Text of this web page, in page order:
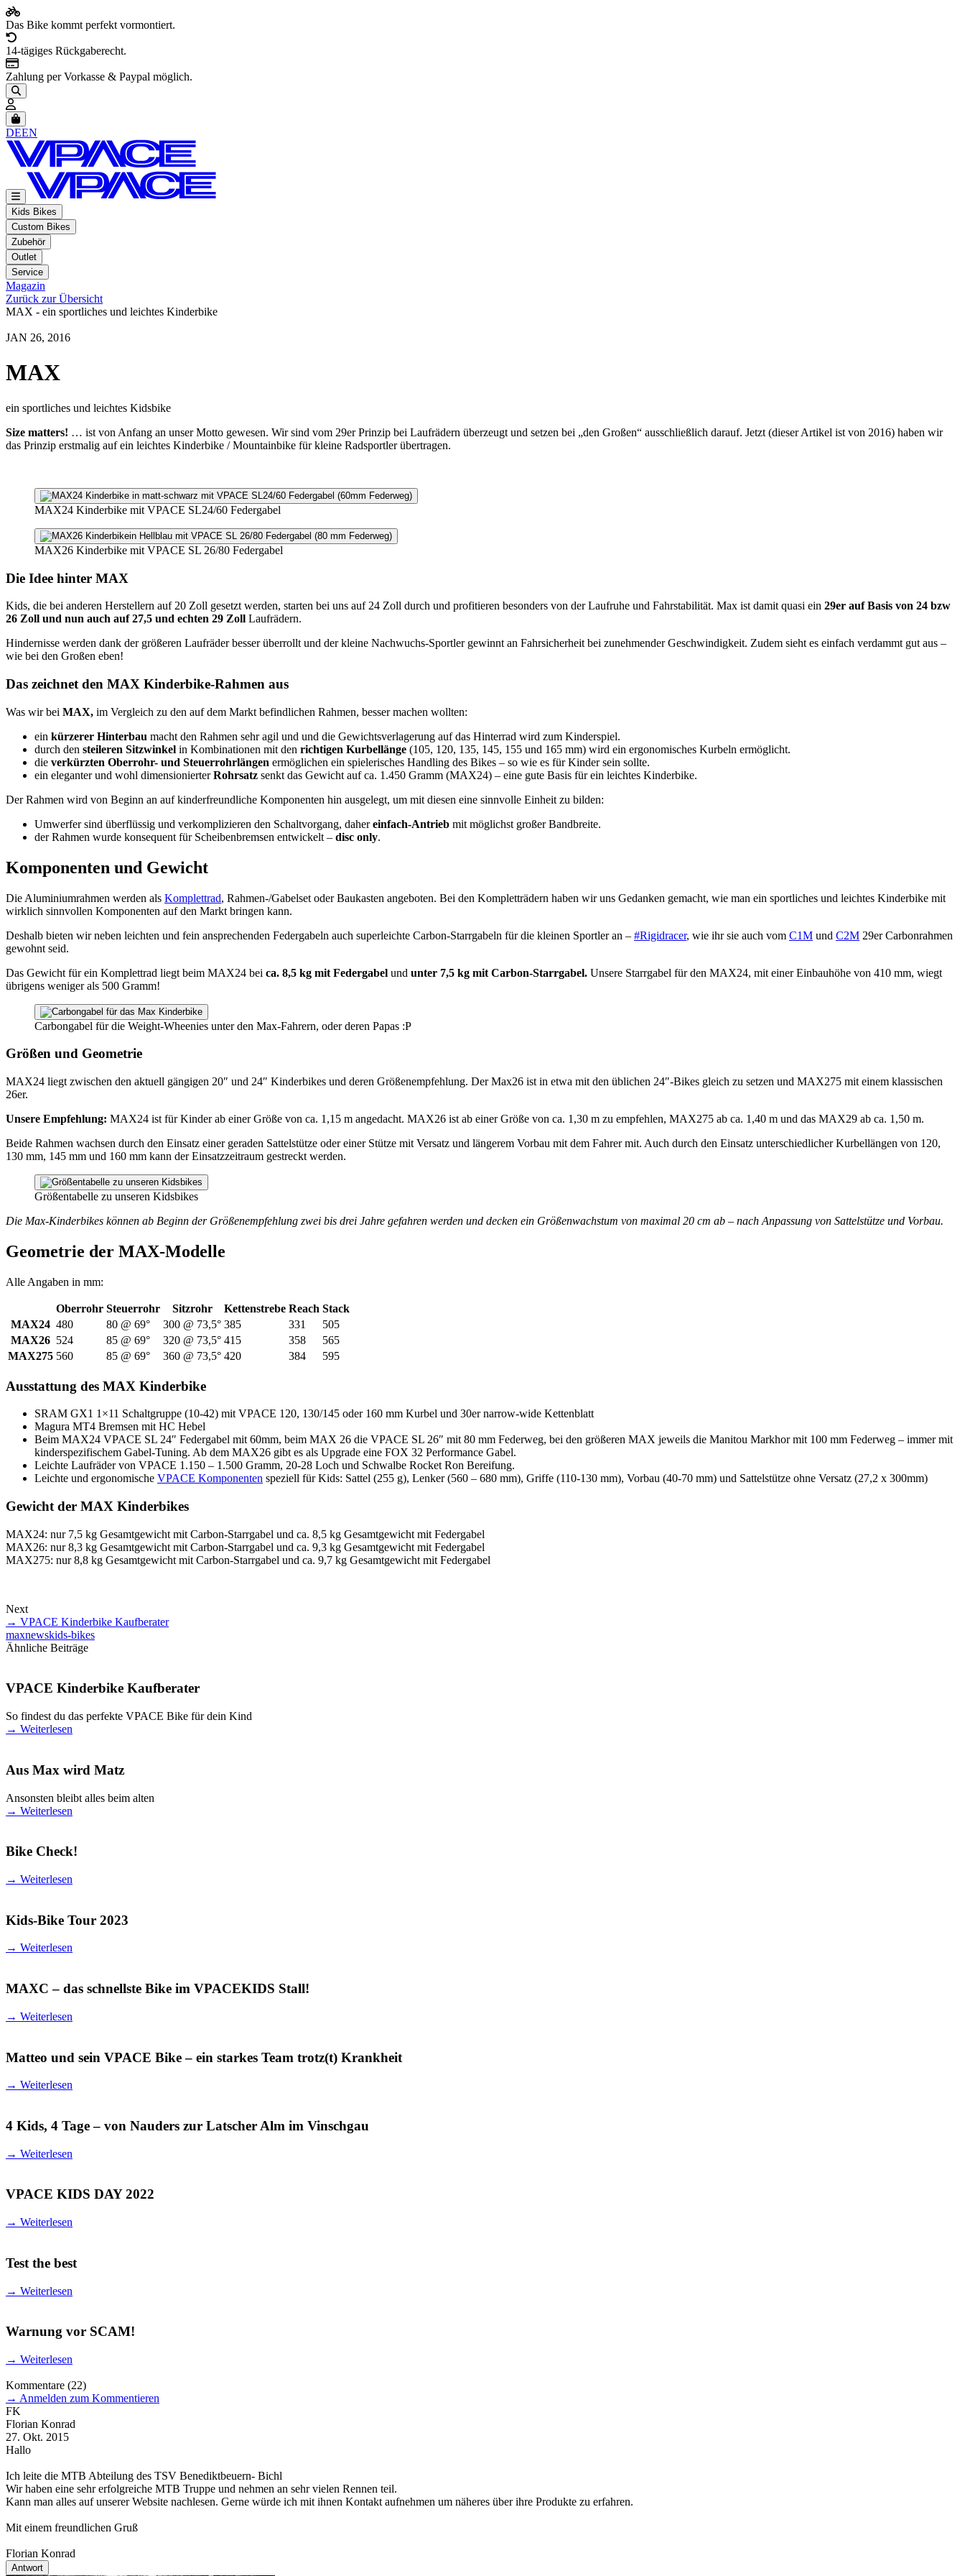
Das Bike kommt perfekt vormontiert.
14-tägiges Rückgaberecht.
Zahlung per Vorkasse & Paypal möglich.
Artikel im Warenkorb, Warenkorb anzeigen
DEEN
Kids Bikes
Custom Bikes
Zubehör
Outlet
Service
Magazin
Zurück zur Übersicht
MAX - ein sportliches und leichtes Kinderbike
JAN 26, 2016
MAX
ein sportliches und leichtes Kidsbike
Size matters! … ist von Anfang an unser Motto gewesen. Wir sind vom 29er Prinzip bei Laufrädern überzeugt und setzen bei „den Großen“ ausschließlich darauf. Jetzt (dieser Artikel ist von 2016) haben wir
das Prinzip erstmalig auf ein leichtes Kinderbike / Mountainbike für kleine Radsportler übertragen.
MAX24 Kinderbike mit VPACE SL24/60 Federgabel
MAX26 Kinderbike mit VPACE SL 26/80 Federgabel
Die Idee hinter MAX
Kids, die bei anderen Herstellern auf 20 Zoll gesetzt werden, starten bei uns auf 24 Zoll durch und profitieren besonders von der Laufruhe und Fahrstabilität. Max ist damit quasi ein 29er auf Basis von 24 bzw
26 Zoll und nun auch auf 27,5 und echten 29 Zoll Laufrädern.
Hindernisse werden dank der größeren Laufräder besser überrollt und der kleine Nachwuchs-Sportler gewinnt an Fahrsicherheit bei zunehmender Geschwindigkeit. Zudem sieht es einfach verdammt gut aus –
wie bei den Großen eben!
Das zeichnet den MAX Kinderbike-Rahmen aus
Was wir bei MAX, im Vergleich zu den auf dem Markt befindlichen Rahmen, besser machen wollten:
ein kürzerer Hinterbau macht den Rahmen sehr agil und und die Gewichtsverlagerung auf das Hinterrad wird zum Kinderspiel.
durch den steileren Sitzwinkel in Kombinationen mit den richtigen Kurbellänge (105, 120, 135, 145, 155 und 165 mm) wird ein ergonomisches Kurbeln ermöglicht.
die verkürzten Oberrohr- und Steuerrohrlängen ermöglichen ein spielerisches Handling des Bikes – so wie es für Kinder sein sollte.
ein eleganter und wohl dimensionierterRohrsatz senkt das Gewicht auf ca. 1.450 Gramm (MAX24) – eine gute Basis für ein leichtes Kinderbike.
Der Rahmen wird von Beginn an auf kinderfreundliche Komponenten hin ausgelegt, um mit diesen eine sinnvolle Einheit zu bilden:
Umwerfer sind überflüssig und verkomplizieren den Schaltvorgang, dahereinfach-Antrieb mit möglichst großer Bandbreite.
der Rahmen wurde konsequent für Scheibenbremsen entwickelt – disc only.
Komponenten und Gewicht
Die Aluminiumrahmen werden als Komplettrad, Rahmen-/Gabelset oder Baukasten angeboten. Bei den Kompletträdern haben wir uns Gedanken gemacht, wie man ein sportliches und leichtes Kinderbike mit
wirklich sinnvollen Komponenten auf den Markt bringen kann.
Deshalb bieten wir neben leichten und fein ansprechenden Federgabeln auch superleichte Carbon-Starrgabeln für die kleinen Sportler an – #Rigidracer, wie ihr sie auch vom C1M und C2M 29er Carbonrahmen
gewohnt seid.
Das Gewicht für ein Komplettrad liegt beim MAX24 bei ca. 8,5 kg mit Federgabel und unter 7,5 kg mit Carbon-Starrgabel. Unsere Starrgabel für den MAX24, mit einer Einbauhöhe von 410 mm, wiegt
übrigens weniger als 500 Gramm!
Carbongabel für die Weight-Wheenies unter den Max-Fahrern, oder deren Papas :P
Größen und Geometrie
MAX24 liegt zwischen den aktuell gängigen 20″ und 24″ Kinderbikes und deren Größenempfehlung. Der Max26 ist in etwa mit den üblichen 24″-Bikes gleich zu setzen und MAX275 mit einem klassischen
26er.
Unsere Empfehlung: MAX24 ist für Kinder ab einer Größe von ca. 1,15 m angedacht. MAX26 ist ab einer Größe von ca. 1,30 m zu empfehlen, MAX275 ab ca. 1,40 m und das MAX29 ab ca. 1,50 m.
Beide Rahmen wachsen durch den Einsatz einer geraden Sattelstütze oder einer Stütze mit Versatz und längerem Vorbau mit dem Fahrer mit. Auch durch den Einsatz unterschiedlicher Kurbellängen von 120,
130 mm, 145 mm und 160 mm kann der Einsatzzeitraum gestreckt werden.
Größentabelle zu unseren Kidsbikes
Die Max-Kinderbikes können ab Beginn der Größenempfehlung zwei bis drei Jahre gefahren werden und decken ein Größenwachstum von maximal 20 cm ab – nach Anpassung von Sattelstütze und Vorbau.
Geometrie der MAX-Modelle
Alle Angaben in mm:
Oberrohr Steuerrohr Sitzrohr Kettenstrebe Reach Stack
MAX24 480 80 @ 69° 300 @ 73,5° 385 331
505
MAX26 524 85 @ 69° 320 @ 73,5° 415 358
565
MAX275 560 85 @ 69° 360 @ 73,5° 420 384 595
Ausstattung des MAX Kinderbike
SRAM GX1 1×11 Schaltgruppe (10-42) mit VPACE 120, 130/145 oder 160 mm Kurbel und 30er narrow-wide Kettenblatt
Magura MT4 Bremsen mit HC Hebel
Beim MAX24 VPACE SL 24″ Federgabel mit 60mm, beim MAX 26 die VPACE SL 26″ mit 80 mm Federweg, bei den größeren MAX jeweils die Manitou Markhor mit 100 mm Federweg – immer mit
kinderspezifischem Gabel-Tuning. Ab dem MAX26 gibt es als Upgrade eine FOX 32 Performance Gabel.
Leichte Laufräder von VPACE 1.150 – 1.500 Gramm, 20-28 Loch und Schwalbe Rocket Ron Bereifung.
Leichte und ergonomische VPACE Komponenten speziell für Kids: Sattel (255 g), Lenker (560 – 680 mm), Griffe (110-130 mm), Vorbau (40-70 mm) und Sattelstütze ohne Versatz (27,2 x 300mm)
Gewicht der MAX Kinderbikes
MAX24: nur 7,5 kg Gesamtgewicht mit Carbon-Starrgabel und ca. 8,5 kg Gesamtgewicht mit Federgabel
MAX26: nur 8,3 kg Gesamtgewicht mit Carbon-Starrgabel und ca. 9,3 kg Gesamtgewicht mit Federgabel
MAX275: nur 8,8 kg Gesamtgewicht mit Carbon-Starrgabel und ca. 9,7 kg Gesamtgewicht mit Federgabel
Next
→ VPACE Kinderbike Kaufberater
maxnewskids-bikes
Ähnliche Beiträge
VPACE Kinderbike Kaufberater
So findest du das perfekte VPACE Bike für dein Kind
→ Weiterlesen
Aus Max wird Matz
Ansonsten bleibt alles beim alten
→ Weiterlesen
Bike Check!
→ Weiterlesen
Kids-Bike Tour 2023
→ Weiterlesen
MAXC – das schnellste Bike im VPACEKIDS Stall!
→ Weiterlesen
Matteo und sein VPACE Bike – ein starkes Team trotz(t) Krankheit
→ Weiterlesen
4 Kids, 4 Tage – von Nauders zur Latscher Alm im Vinschgau
→ Weiterlesen
VPACE KIDS DAY 2022
→ Weiterlesen
Test the best
→ Weiterlesen
Warnung vor SCAM!
→ Weiterlesen
Kommentare (22)
→ Anmelden zum Kommentieren
FK
Florian Konrad
27. Okt. 2015
Hallo
Ich leite die MTB Abteilung des TSV Benediktbeuern- Bichl
Wir haben eine sehr erfolgreiche MTB Truppe und nehmen an sehr vielen Rennen teil.
Kann man alles auf unserer Website nachlesen. Gerne würde ich mit ihnen Kontakt aufnehmen um näheres über ihre Produkte zu erfahren.
Mit einem freundlichen Gruß
Florian Konrad
Antwort